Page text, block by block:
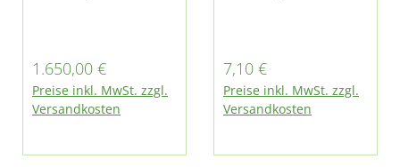
Kippaggregat wurde
durch dieses ersetzt
- mit zu verwenden
Variante ist
Regulärer Preis:
1.650,00 €
Preise inkl. MwSt. zzgl.
Versandkosten
elektrohydraulischen
Kippanlage und am
Hydrauliktank
Multicar M26 - alle
Regulärer Preis:
7,10 €
Preise inkl. MwSt. zzgl.
Versandkosten